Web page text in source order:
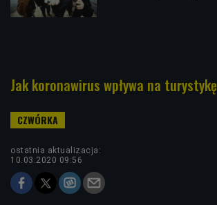
Jak koronawirus wpływa na turystykę
ostatnia aktualizacja:
10.03.2020 09:56